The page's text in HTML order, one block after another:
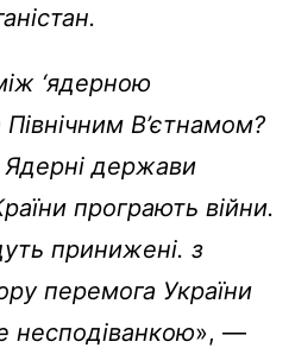
‘ядерною
В’єтнамом?
Ядерні держави
програють війни.
принижені. з
перемога України
несподіванкою», —